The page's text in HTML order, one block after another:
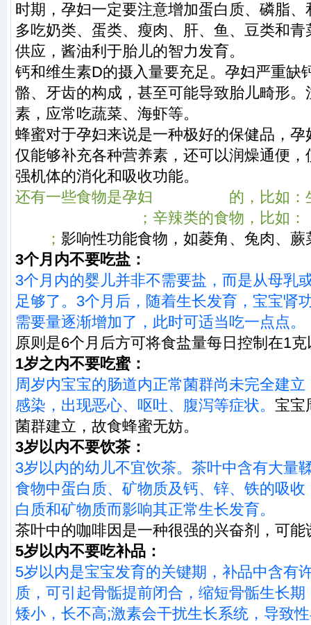
时期，孕妇一定要注意增加蛋白质、磷脂
多吃奶类、蛋类、瘦肉、肝、鱼、豆类和
供应，酱油利于胎儿的智力发育。
钙和维生素D的摄入量要充足。孕妇严重缺
骼、牙齿的构成，甚至可能导致胎儿畸形
素，应常吃蔬菜、海虾等。
蜂蜜对于孕妇来说是一种极好的保健品，
仅能够补充各种营养素，还可以润燥通便
强机体的消化和吸收功能。
还有一些食物是孕妇
的，比如：
；辛辣类的食物，比如：
； 影响性功能食物，如菱角、兔肉、蕨
3个月内不要吃盐：
3个月内的婴儿并非不需要盐，而是从母乳
足够了。3个月后，随着生长发育，宝宝肾
需要量逐渐增加了，此时可适当吃一点点。
原则是6个月后方可将食盐量每日控制在1克
1岁之内不要吃蜜：
周岁内宝宝的肠道内正常菌群尚未完全建
感染，出现恶心、呕吐、腹泻等症状。 宝宝
菌群建立，故食蜂蜜无妨。
3岁以内不要饮茶：
3岁以内的幼儿不宜饮茶。茶叶中含有大量
食物中蛋白质、矿物质及钙、锌、铁的吸
白质和矿物质而影响其正常生长发育。
茶叶中的咖啡因是一种很强的兴奋剂，可
5岁以内不要吃补品：
5岁以内是宝宝发育的关键期，补品中含有
质，可引起骨骺提前闭合，缩短骨骺生长
矮小，长不高;激素会干扰生长系统，导致